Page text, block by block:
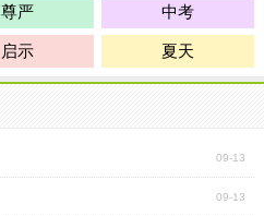
尊严 中考
启示 夏天
09-13
09-13